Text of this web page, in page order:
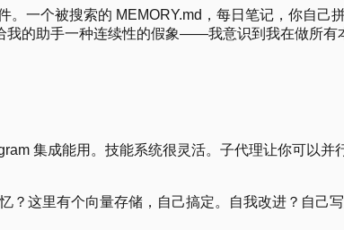
一个被搜索的 MEMORY.md，每日笔记，你自己
的助手一种连续性的假象——我意识到我在做所有
集成能用。技能系统很灵活。子代理让你可以
？这里有个向量存储，自己搞定。自我改进？自己